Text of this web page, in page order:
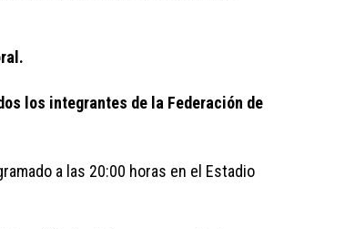
los integrantes de la Federación de
a las 20:00 horas en el Estadio